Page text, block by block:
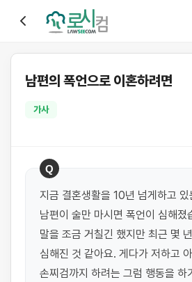
남편의 폭언으로 이혼하려면
가사
Q
지금 결혼생활을 10년 넘게하고 있
남편이 술만 마시면 폭언이 심해졌
말을 조금 거칠긴 했지만 최근 몇
심해진 것 같아요. 게다가 저하고
손찌검까지 하려는 그럼 행동을 하